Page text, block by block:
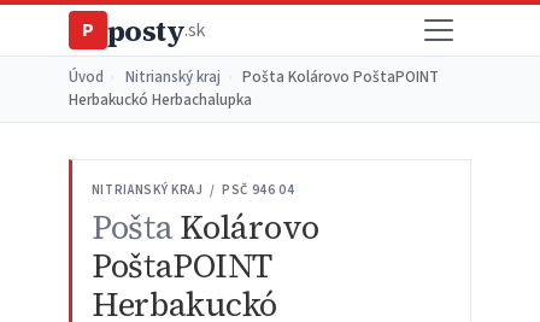
P posty.sk
Úvod Nitrianský kraj
Pošta Kolárovo PoštaPOINT
Herbakuckó Herbachalupka
NITRIANSKÝ KRAJ / PSČ 946 04
PoštaKolárovo
PoštaPOINT
Herbakuckó